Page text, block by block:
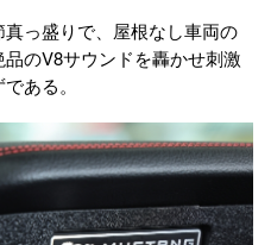
っ盛りで、屋根なし車両の
のV8サウンドを轟かせ刺激
ある。